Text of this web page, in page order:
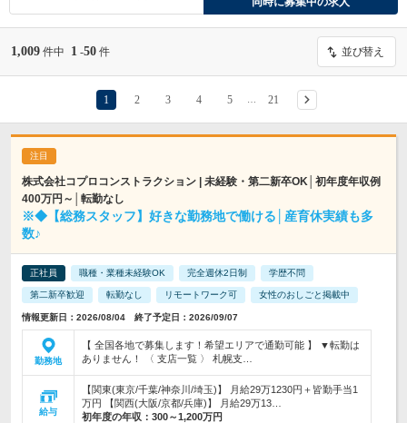
1,009 件中 1 -50 件 並び替え
1 2 3 4 5 21
株式会社コプロコンストラクション | 未経験・第二新卒OK│初年度年収例
400万円～│転勤なし
※◆【総務スタッフ】好きな勤務地で働ける│産育休実績も多
数♪
正社員 職種・業種未経験OK 完全週休2日制 学歴不問
第二新卒歓迎 転勤なし リモートワーク可 女性のおしごと掲載中
情報更新日：2026/08/04 終了予定日：2026/09/07
勤務地
【 全国各地で募集します！希望エリアで通勤可能 】 ▼転勤は
ありません！ 〈 支店一覧 〉 札幌支…
給与
【関東(東京/千葉/神奈川/埼玉)】 月給29万1230円＋皆勤手当1
万円 【関西(大阪/京都/兵庫)】 月給29万13…
初年度の年収： 300～1,200万円